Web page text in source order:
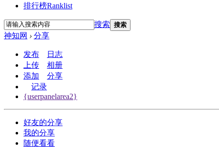
排行榜Ranklist
搜索 搜索
神知网 › 分享
发布
日志
上传
相册
添加
分享
记录
{userpanelarea2}
好友的分享
我的分享
随便看看